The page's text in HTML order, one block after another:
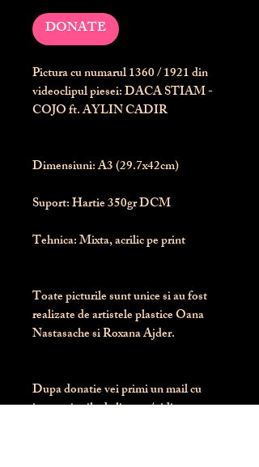
DONATE
Pictura cu numarul1360/ 1921 din
videoclipul piesei: DACA STIAM -
COJO ft. AYLIN CADIR
Dimensiuni: A3 (29.7x42cm)
Suport: Hartie 350gr DCM
Tehnica: Mixta, acrilic pe print
Toate picturile sunt unice si au fost
realizate de artistele plastice Oana
Nastasache si Roxana Ajder.
Dupa donatie vei primi un mail cu
instructiunile de livrare / ridicare.